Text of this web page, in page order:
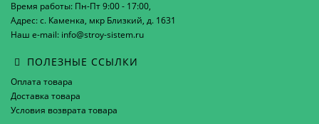
Время работы: Пн-Пт 9:00 - 17:00,
Адрес: с. Каменка, мкр Близкий, д. 1631
Наш e-mail: info@stroy-sistem.ru
ПОЛЕЗНЫЕ ССЫЛКИ
Оплата товара
Доставка товара
Условия возврата товара